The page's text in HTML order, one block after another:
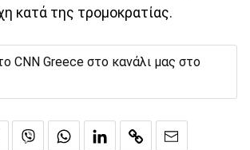
κατά της τρομοκρατίας.
CNN Greece στο κανάλι μας στο